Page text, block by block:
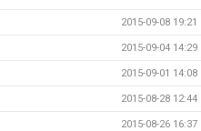
2015-09-08 19:21
2015-09-04 14:29
2015-09-01 14:08
2015-08-28 12:44
2015-08-26 16:37